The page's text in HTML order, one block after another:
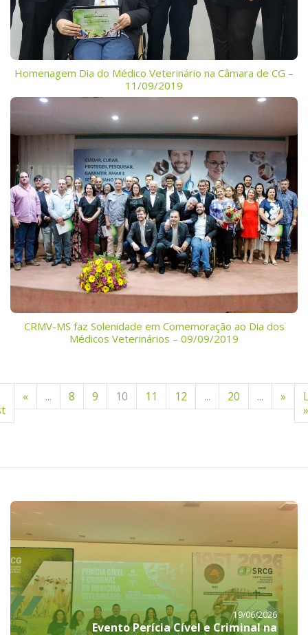
Homenagem Dia do Médico Veterinário na Câmara de CG –
11/09/2019
CRMV-MS faz Solenidade em Comemoração ao Dia dos
Médicos Veterinários – 09/09/2019
« ... 8 9 10 11 12 ... 20 ... »
»
19/06/2026
Evento Perícia Cível e Criminal na